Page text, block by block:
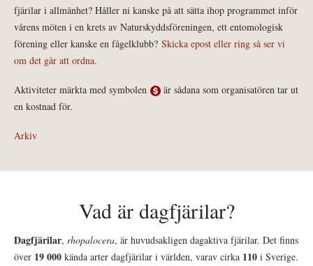
fjärilar i allmänhet? Håller ni kanske på att sätta ihop programmet inför
vårens möten i en krets av Naturskyddsföreningen, ett entomologisk
förening eller kanske en fågelklubb? Skicka epost eller ring så ser vi
om det går att ordna.
Aktiviteter märkta med symbolen
är sådana som organisatören tar ut
en kostnad för.
Arkiv
Vad är dagfjärilar?
Dagfjärilar, rhopalocera, är huvudsakligen dagaktiva fjärilar. Det finns
över 19 000 kända arter dagfjärilar i världen, varav cirka 110 i Sverige.